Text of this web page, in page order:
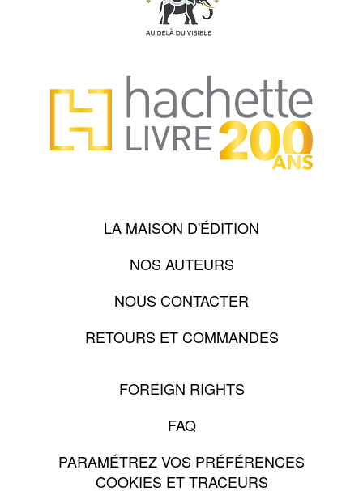
LA MAISON D'ÉDITION
NOS AUTEURS
NOUS CONTACTER
RETOURS ET COMMANDES
FOREIGN RIGHTS
FAQ
PARAMÉTREZ VOS PRÉFÉRENCES
COOKIES ET TRACEURS